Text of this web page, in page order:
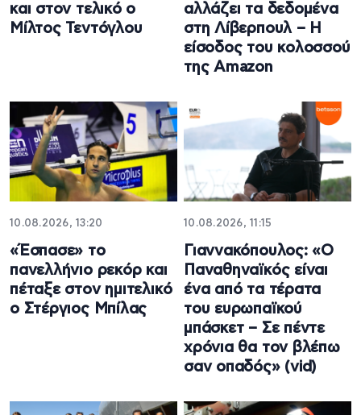
και στον τελικό ο
Μίλτος Τεντόγλου
αλλάζει τα δεδομένα
στη Λίβερπουλ – Η
είσοδος του κολοσσού
της Amazon
10.08.2026, 13:20
«Έσπασε» το
πανελλήνιο ρεκόρ και
πέταξε στον ημιτελικό
ο Στέργιος Μπίλας
10.08.2026, 11:15
Γιαννακόπουλος: «Ο
Παναθηναϊκός είναι
ένα από τα τέρατα
του ευρωπαϊκού
μπάσκετ – Σε πέντε
χρόνια θα τον βλέπω
σαν οπαδός» (vid)